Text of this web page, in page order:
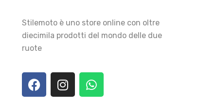
Stilemoto è uno store online con oltre
diecimila prodotti del mondo delle due
ruote